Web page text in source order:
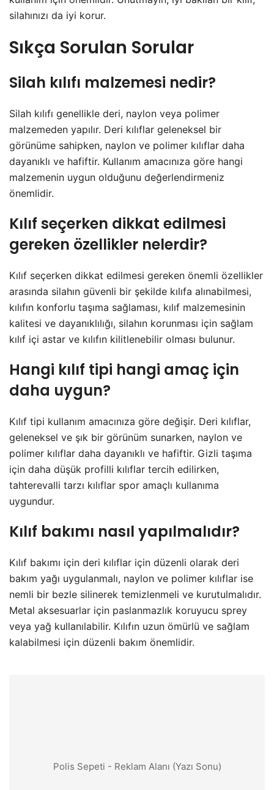
silahınızı da iyi korur.
Sıkça Sorulan Sorular
Silah kılıfı malzemesi nedir?
Silah kılıfı genellikle deri, naylon veya polimer
malzemeden yapılır. Deri kılıflar geleneksel bir
görünüme sahipken, naylon ve polimer kılıflar daha
dayanıklı ve hafiftir. Kullanım amacınıza göre hangi
malzemenin uygun olduğunu değerlendirmeniz
önemlidir.
Kılıf seçerken dikkat edilmesi
gereken özellikler nelerdir?
Kılıf seçerken dikkat edilmesi gereken önemli özellikler
arasında silahın güvenli bir şekilde kılıfa alınabilmesi,
kılıfın konforlu taşıma sağlaması, kılıf malzemesinin
kalitesi ve dayanıklılığı, silahın korunması için sağlam
kılıf içi astar ve kılıfın kilitlenebilir olması bulunur.
Hangi kılıf tipi hangi amaç için
daha uygun?
Kılıf tipi kullanım amacınıza göre değişir. Deri kılıflar,
geleneksel ve şık bir görünüm sunarken, naylon ve
polimer kılıflar daha dayanıklı ve hafiftir. Gizli taşıma
için daha düşük profilli kılıflar tercih edilirken,
tahterevalli tarzı kılıflar spor amaçlı kullanıma
uygundur.
Kılıf bakımı nasıl yapılmalıdır?
Kılıf bakımı için deri kılıflar için düzenli olarak deri
bakım yağı uygulanmalı, naylon ve polimer kılıflar ise
nemli bir bezle silinerek temizlenmeli ve kurutulmalıdır.
Metal aksesuarlar için paslanmazlık koruyucu sprey
veya yağ kullanılabilir. Kılıfın uzun ömürlü ve sağlam
kalabilmesi için düzenli bakım önemlidir.
Polis Sepeti - Reklam Alanı (Yazı Sonu)